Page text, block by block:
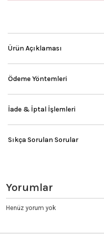
Ürün Açıklaması
Ödeme Yöntemleri
İade & İptal İşlemleri
Sıkça Sorulan Sorular
Yorumlar
Henüz yorum yok